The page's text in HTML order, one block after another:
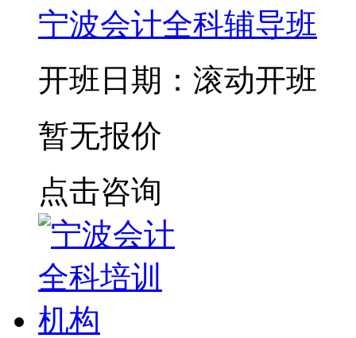
宁波会计全科辅导班
开班日期：滚动开班
暂无报价
点击咨询